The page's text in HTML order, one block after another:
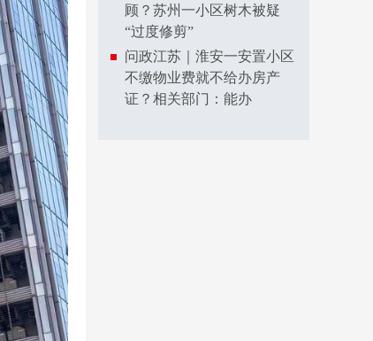
顾？苏州一小区树木被疑
“过度修剪”
问政江苏｜淮安一安置小区
不缴物业费就不给办房产
证？相关部门：能办